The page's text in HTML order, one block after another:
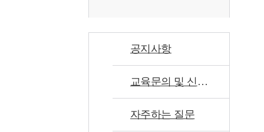
공지사항
교육문의 및 신고센터
자주하는 질문